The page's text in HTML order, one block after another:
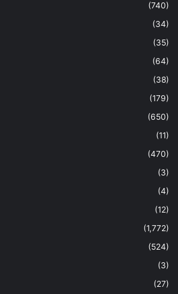
(740)
(34)
(35)
(64)
(38)
(179)
(650)
(11)
(470)
(3)
(4)
(12)
(1,772)
(524)
(3)
(27)